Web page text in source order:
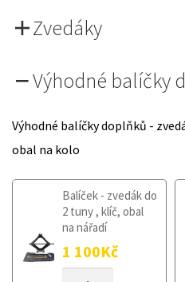
Zvedáky
Výhodné balíčky
Výhodné balíčky doplňků -
obal na kolo
Balíček - zvedák do
2 tuny , klíč, obal
na nářadí
1 100Kč